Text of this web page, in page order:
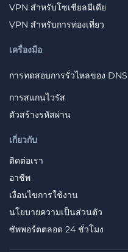
VPN สำหรับโซเชียลมีเดีย
VPN สำหรับการท่องเที่ยว
เกี่ยวกับ
ติดต่อเรา
อาชีพ
เงื่อนไขการใช้งาน
นโยบายความเป็นส่วนตัว
ซัพพอร์ตตลอด 24 ชั่วโมง
เครื่องมือ
การทดสอบการรั่วไหลของ DNS
การสแกนไวรัส
ตัวสร้างรหัสผ่าน